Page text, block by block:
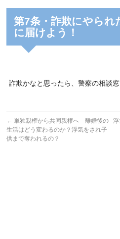
第7条・詐欺にやられ
に届けよう！
詐欺かなと思ったら、警察の相談窓
← 単独親権から共同親権へ 離婚後の
生活はどう変わるのか？浮気をされ子
供まで奪われるの？